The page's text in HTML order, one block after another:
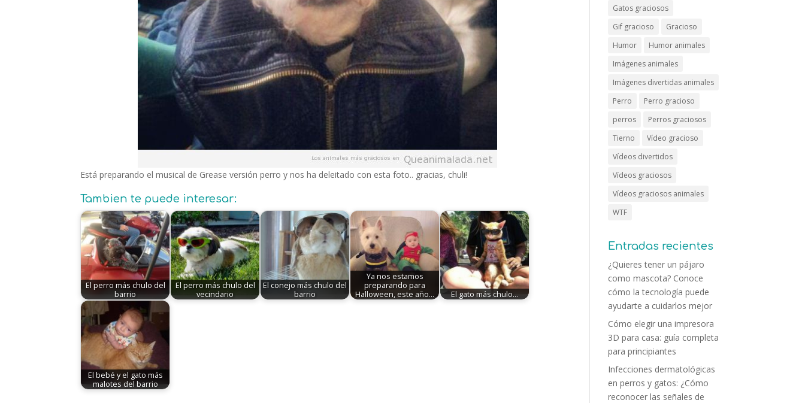
Está preparando el musical de Grease versión perro y nos ha deleitado con esta foto.. gracias, chuli!
Tambien te puede interesar:
El perro más chulo del
barrio
El perro más chulo del
vecindario
El conejo más chulo del
barrio
Ya nos estamos
preparando para
Halloween, este año…
El gato más chulo...
El bebé y el gato más
malotes del barrio
Gatos graciosos
Gif gracioso
Gracioso
Humor
Humor animales
Imágenes animales
Imágenes divertidas animales
Perro
Perro gracioso
perros
Perros graciosos
Tierno
Vídeo gracioso
Vídeos divertidos
Vídeos graciosos
Vídeos graciosos animales
WTF
Entradas recientes
¿Quieres tener un pájaro
como mascota? Conoce
cómo la tecnología puede
ayudarte a cuidarlos mejor
Cómo elegir una impresora
3D para casa: guía completa
para principiantes
Infecciones dermatológicas
en perros y gatos: ¿Cómo
reconocer las señales de